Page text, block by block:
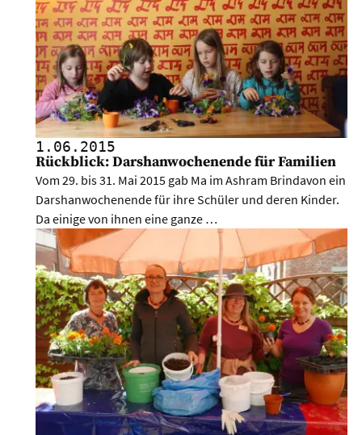
1.06. 2015
Rückblick: Darshanwochenende für Familien
Vom 29. bis 31. Mai 2015 gab Ma im Ashram Brindavon ein
Darshanwochenende für ihre Schüler und deren Kinder.
Da einige von ihnen eine ganze …